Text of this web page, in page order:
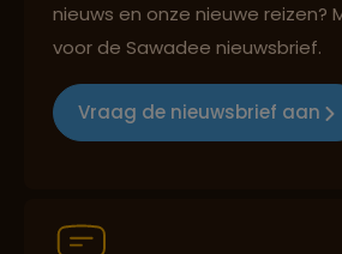
Groepsreizen mét indivuele
nieuws en onze nieuwe reizen?
voor de Sawadee nieuwsbrief.
Vraag de nieuwsbrief aan